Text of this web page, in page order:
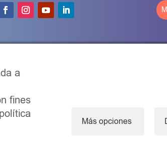
legal Política de privacidad |Política de cookies
| Todos los derechos reservados | 2020-
a
fines
Más opciones